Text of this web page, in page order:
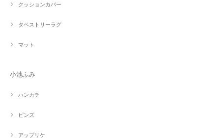
クッションカバー
タペストリーラグ
マット
小池ふみ
ハンカチ
ピンズ
アップリケ